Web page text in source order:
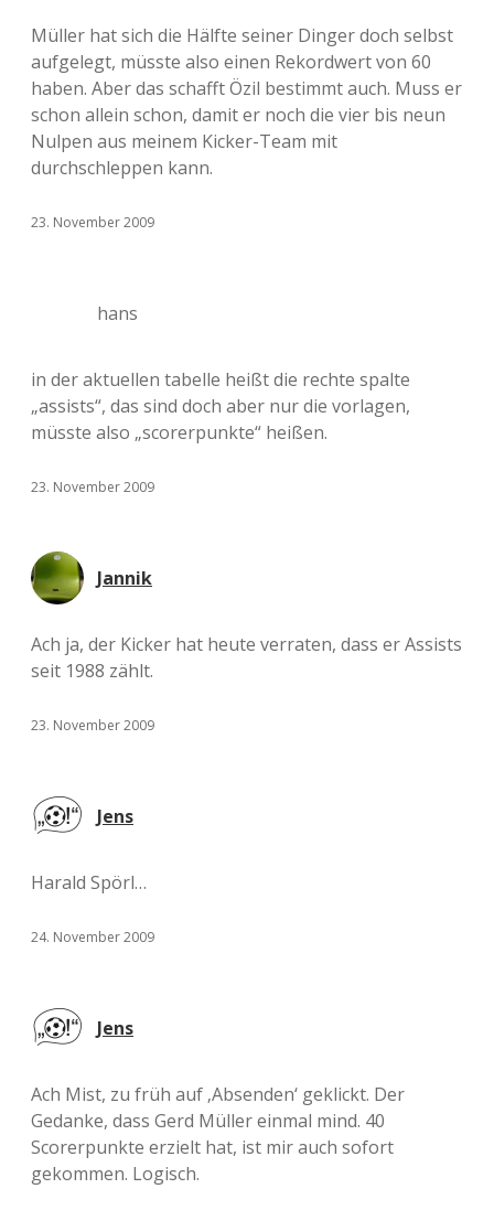
Müller hat sich die Hälfte seiner Dinger doch selbst
aufgelegt, müsste also einen Rekordwert von 60
haben. Aber das schafft Özil bestimmt auch. Muss er
schon allein schon, damit er noch die vier bis neun
Nulpen aus meinem Kicker-Team mit
durchschleppen kann.
23. November 2009
hans
in der aktuellen tabelle heißt die rechte spalte
„assists“, das sind doch aber nur die vorlagen,
müsste also „scorerpunkte“ heißen.
23. November 2009
Jannik
Ach ja, der Kicker hat heute verraten, dass er Assists
seit 1988 zählt.
23. November 2009
Jens
Harald Spörl…
24. November 2009
Jens
Ach Mist, zu früh auf ‚Absenden‘ geklickt. Der
Gedanke, dass Gerd Müller einmal mind. 40
Scorerpunkte erzielt hat, ist mir auch sofort
gekommen. Logisch.